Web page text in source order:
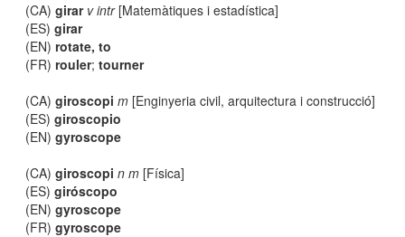
(CA)girar v intr[Matemàtiques i estadística]
(ES)girar
(EN)rotate, to
(FR)rouler;tourner
(CA)giroscopi m [Enginyeria civil, arquitectura i construcció]
(ES)giroscopio
(EN)gyroscope
(CA)giroscopi n m [Física]
(ES)giróscopo
(EN)gyroscope
(FR)gyroscope